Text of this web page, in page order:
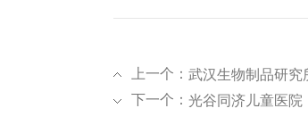
上一个：
下一个： 光谷同济儿童医院